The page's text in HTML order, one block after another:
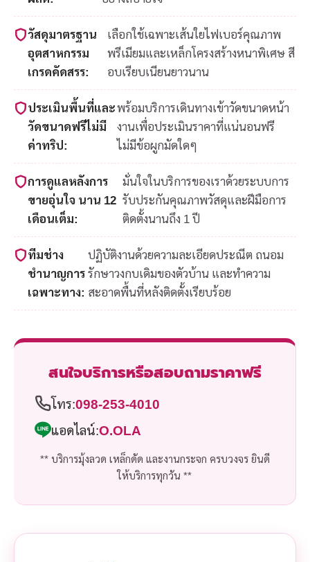
วัสดุมาตรฐาน
อุตสาหกรรม
เกรดคัดสรร:
เลือกใช้เฉพาะเส้นใยไฟเบอร์คุณภาพ
พรีเมียมและเหล็กโครงสร้างหนาพิเศษ สี
อบเรียบเนียนยาวนาน
ประเมินพื้นที่และ
วัดขนาดฟรีไม่มี
ค่าทริป:
พร้อมบริการเดินทางเข้าวัดขนาดหน้า
งานเพื่อประเมินราคาที่แน่นอนฟรี
ไม่มีข้อผูกมัดใดๆ
การดูแลหลังการ
ขายอุ่นใจ นาน 12
เดือนเต็ม:
มั่นใจในบริการของเราด้วยระบบการ
รับประกันคุณภาพวัสดุและฝีมือการ
ติดตั้งนานถึง 1 ปี
ทีมช่าง
ชำนาญการ
เฉพาะทาง:
ปฏิบัติงานด้วยความละเอียดประณีต ถนอม
รักษาวงกบเดิมของตัวบ้าน และทำความ
สะอาดพื้นที่หลังติดตั้งเรียบร้อย
สนใจบริการหรือสอบถามราคาฟรี
โทร:098-253-4010
แอดไลน์:O.OLA
** บริการมุ้งลวด เหล็กดัด และงานกระจก ครบวงจร ยินดี
ให้บริการทุกวัน **